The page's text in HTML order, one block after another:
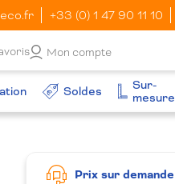
+33 (0) 1 47 90 11 10
Mon compte
Soldes
Sur-
mesure
Prix sur demande